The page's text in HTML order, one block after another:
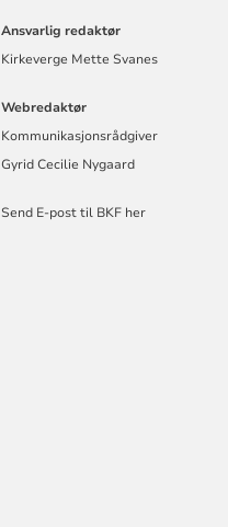
Ansvarlig redaktør
Kirkeverge Mette Svanes
Webredaktør
Kommunikasjonsrådgiver
Gyrid Cecilie Nygaard
Send E-post til BKF her